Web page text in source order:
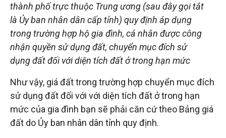
thành phố trực thuộc Trung ương (sau đây gọi tắt
là Ủy ban nhân dân cấp tỉnh) quy định áp dụng
trong trường hợp hộ gia đình, cá nhân được công
nhận quyền sử dụng đất, chuyển mục đích sử
dụng đất đối với diện tích đất ở trong hạn mức
Như vậy, giá đất trong trường hợp chuyển mục đích
sử dụng đất đối với với diện tích đất ở trong hạn
mức của gia đình bạn sẽ phải căn cứ theo Bảng giá
đất do Ủy ban nhân dân tỉnh quy định.